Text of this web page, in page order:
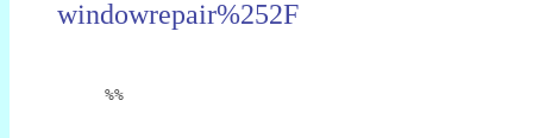
windowrepair%252F
%%